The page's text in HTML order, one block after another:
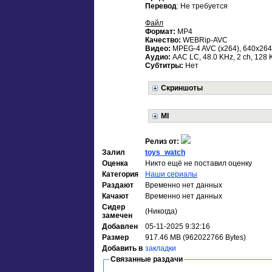
Перевод: Не требуется
Файл
Формат: MP4
Качество: WEBRip-AVC
Видео: MPEG-4 AVC (x264),
Аудио: AAC LC, 48.0 KHz, 2 ch, 128
Субтитры: Нет
Скриншоты
MI
Релиз от:
Залил
toys_watch
Оценка
Никто ещё не поставил оценку
Категория
Наши сериалы
Раздают
Временно нет данных
Качают
Временно нет данных
Сидер
замечен
(Никогда)
Добавлен
05-11-2025 9:32:16
Размер
917.46 MB (962022766 Bytes)
Добавить в закладки
Связанные раздачи